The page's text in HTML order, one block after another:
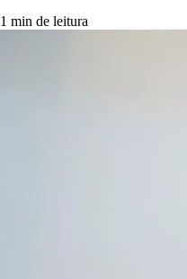
1 min de leitura